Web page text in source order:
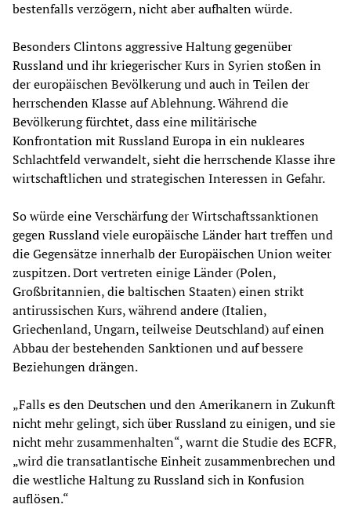
bestenfalls verzögern, nicht aber aufhalten würde.
Besonders Clintons aggressive Haltung gegenüber
Russland und ihr kriegerischer Kurs in Syrien stoßen in
der europäischen Bevölkerung und auch in Teilen der
herrschenden Klasse auf Ablehnung. Während die
Bevölkerung fürchtet, dass eine militärische
Konfrontation mit Russland Europa in ein nukleares
Schlachtfeld verwandelt, sieht die herrschende Klasse ihre
wirtschaftlichen und strategischen Interessen in Gefahr.
So würde eine Verschärfung der Wirtschaftssanktionen
gegen Russland viele europäische Länder hart treffen und
die Gegensätze innerhalb der Europäischen Union weiter
zuspitzen. Dort vertreten einige Länder (Polen,
Großbritannien, die baltischen Staaten) einen strikt
antirussischen Kurs, während andere (Italien,
Griechenland, Ungarn, teilweise Deutschland) auf einen
Abbau der bestehenden Sanktionen und auf bessere
Beziehungen drängen.
„Falls es den Deutschen und den Amerikanern in Zukunft
nicht mehr gelingt, sich über Russland zu einigen, und sie
nicht mehr zusammenhalten“, warnt die Studie des ECFR,
„wird die transatlantische Einheit zusammenbrechen und
die westliche Haltung zu Russland sich in Konfusion
auflösen.“